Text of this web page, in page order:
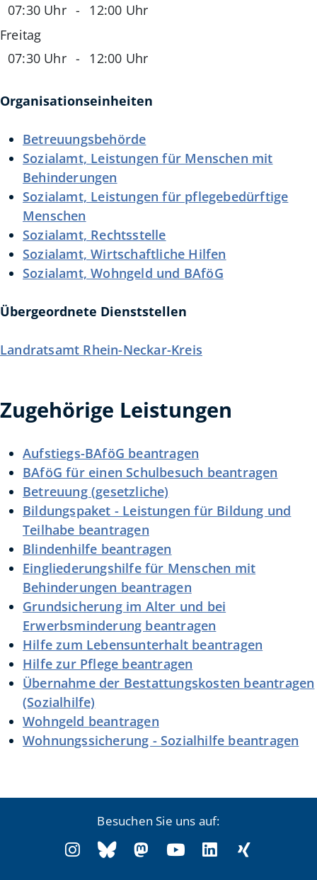
07:30 Uhr -
12:00 Uhr
Freitag
07:30 Uhr - 12:00 Uhr
Organisationseinheiten
Betreuungsbehörde
Sozialamt, Leistungen für Menschen mit
Behinderungen
Sozialamt, Leistungen für pflegebedürftige
Menschen
Sozialamt, Rechtsstelle
Sozialamt, Wirtschaftliche Hilfen
Sozialamt, Wohngeld und BAföG
Übergeordnete Dienststellen
Landratsamt Rhein-Neckar-Kreis
Zugehörige Leistungen
Aufstiegs-BAföG beantragen
BAföG für einen Schulbesuch beantragen
Betreuung (gesetzliche)
Bildungspaket - Leistungen für Bildung und
Teilhabe beantragen
Blindenhilfe beantragen
Eingliederungshilfe für Menschen mit
Behinderungen beantragen
Grundsicherung im Alter und bei
Erwerbsminderung beantragen
Hilfe zum Lebensunterhalt beantragen
Hilfe zur Pflege beantragen
Übernahme der Bestattungskosten beantragen
(Sozialhilfe)
Wohngeld beantragen
Wohnungssicherung - Sozialhilfe beantragen
Besuchen Sie uns auf: